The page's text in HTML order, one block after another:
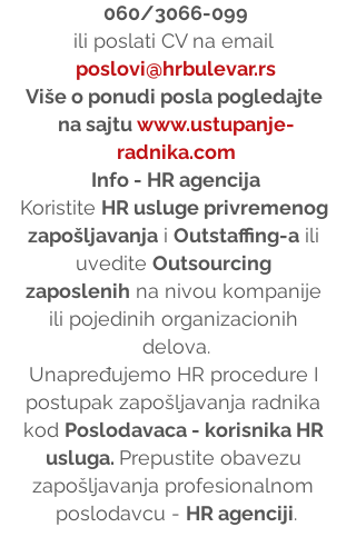
060/3066-099
ili poslati CV na email
poslovi@hrbulevar.rs
Više o ponudi posla pogledajte
na sajtu www.ustupanje-
radnika.com
Info - HR agencija
Koristite HR usluge privremenog
zapošljavanja i Outstaffing-a ili
uvedite Outsourcing
zaposlenih na nivou kompanije
ili pojedinih organizacionih
delova.
Unapređujemo HR procedure I
postupak zapošljavanja radnika
kod Poslodavaca - korisnika HR
usluga. Prepustite obavezu
zapošljavanja profesionalnom
poslodavcu - HR agenciji.